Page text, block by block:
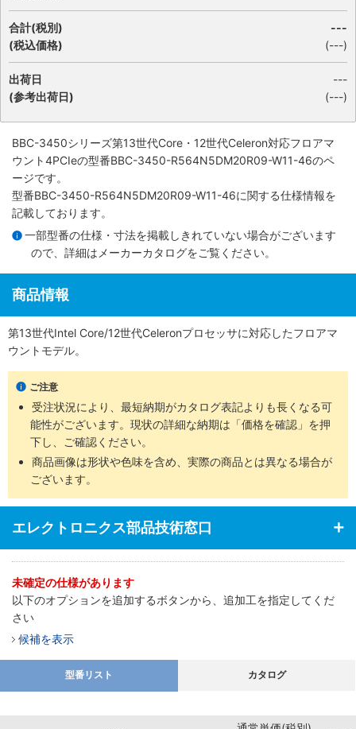
合計(税別)
(税込価格)
---
(---)
出荷日
(参考出荷日)
---
(---)
BBC-3450シリーズ第13世代Core・12世代Celeron対応フロアマ
ウント4PCIeの型番BBC-3450-R564N5DM20R09-W11-46のペ
ージです。
型番BBC-3450-R564N5DM20R09-W11-46に関する仕様情報を
記載しております。
一部型番の仕様・寸法を掲載しきれていない場合がございます
ので、詳細は メーカーカタログをご覧ください。
商品情報
第13世代Intel Core/12世代Celeronプロセッサに対応したフロアマ
ウントモデル。
ご注意
受注状況により、最短納期がカタログ表記よりも長くなる可
能性がございます。現状の詳細な納期は「価格を確認」を押
下し、ご確認ください。
商品画像は形状や色味を含め、実際の商品とは異なる場合が
ございます。
エレクトロニクス部品技術窓口
未確定の仕様があります
以下のオプションを追加するボタンから、追加工を指定してくだ
さい
候補を表示
型番リスト カタログ